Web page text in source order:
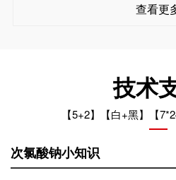
查看更
技术
【5+2】【白+黑】【
次氯酸钠小知识